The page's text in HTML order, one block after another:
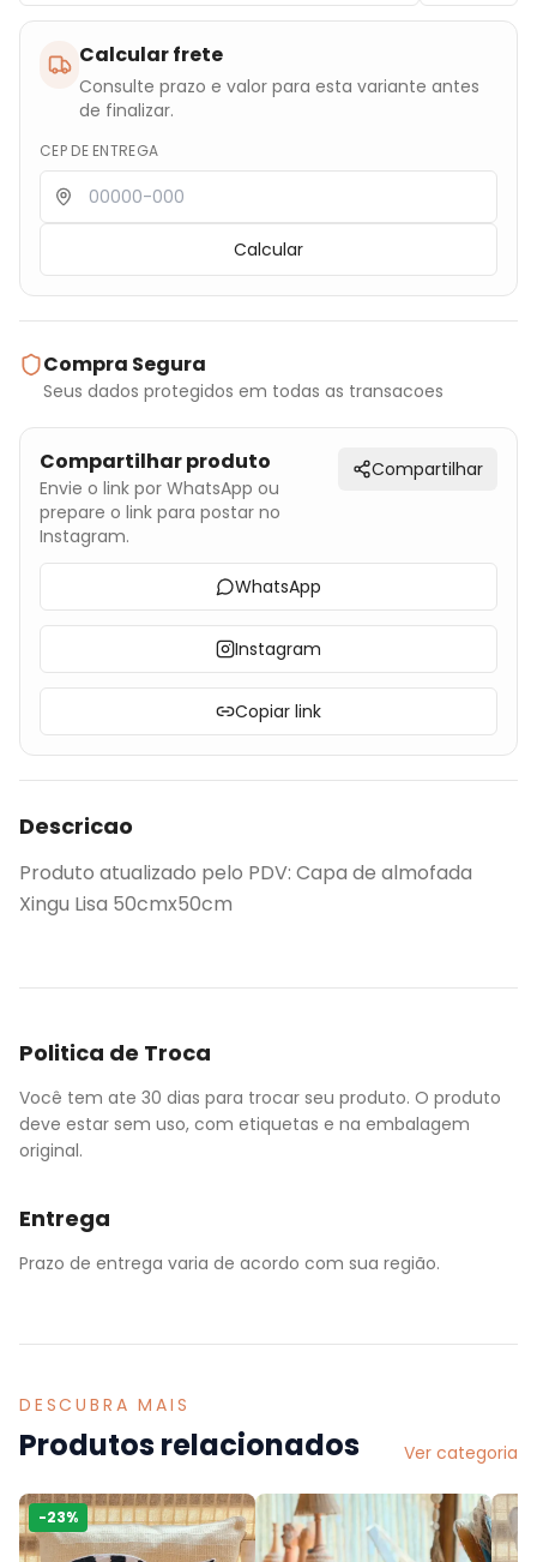
Calcular frete
Consulte prazo e valor para esta variante antes
de finalizar.
CEP DE ENTREGA
Calcular
Compra Segura
Seus dados protegidos em todas as transacoes
Compartilhar produto
Envie o link por WhatsApp ou
prepare o link para postar no
Instagram.
Compartilhar
WhatsApp
Instagram
Copiar link
Descricao
Produto atualizado pelo PDV: Capa de almofada
Xingu Lisa 50cmx50cm
Politica de Troca
Você tem ate 30 dias para trocar seu produto. O produto
deve estar sem uso, com etiquetas e na embalagem
original.
Entrega
Prazo de entrega varia de acordo com sua região.
DESCUBRA MAIS
Produtos relacionados Ver categoria
-23%